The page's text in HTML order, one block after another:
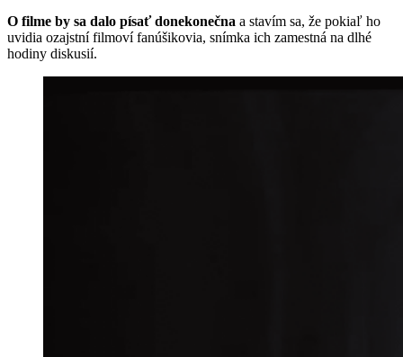
O filme by sa dalo písať donekonečna a stavím sa, že pokiaľ ho
uvidia ozajstní filmoví fanúšikovia, snímka ich zamestná na dlhé
hodiny diskusií.